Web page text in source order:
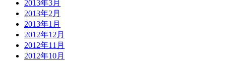
2013年3月
2013年2月
2013年1月
2012年12月
2012年11月
2012年10月